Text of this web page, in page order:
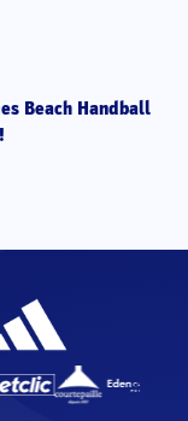
Beach Handball